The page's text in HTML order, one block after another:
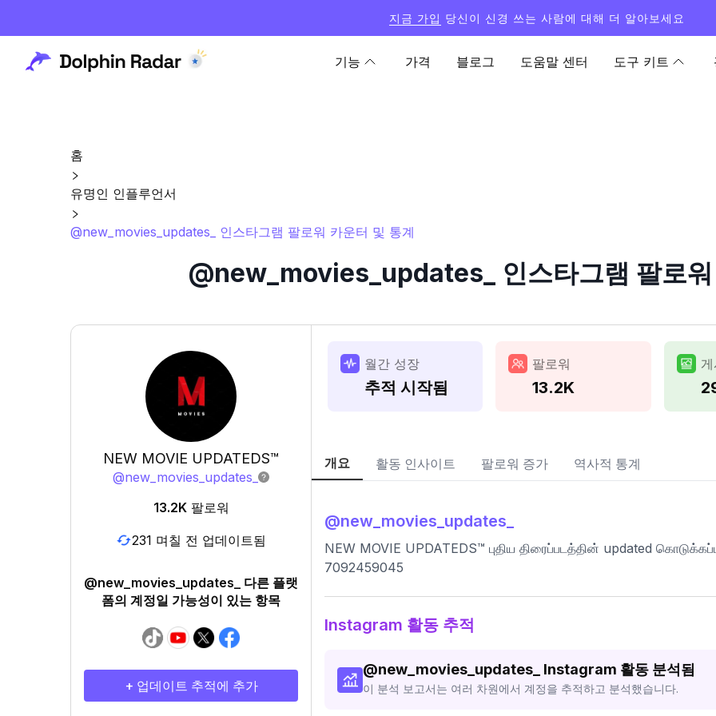
지금 가입 당신이 신경 쓰는 사람에 대해 더 알아보세요
기능 가격 블로그 도움말 센터 도구 키트
홈
유명인 인플루언서
@new_movies_updates_ 인스타그램 팔로워 카운터 및 통계
@new_movies_updates_ 인스타그램 팔로
NEW MOVIE UPDATEDS™
@new_movies_updates_
13.2K 팔로워
231 며칠 전 업데이트됨
@new_movies_updates_ 다른 플랫
폼의 계정일 가능성이 있는 항목
+ 업데이트 추적에 추가
월간 성장
추적 시작됨
팔로워
13.2K
개요 활동 인사이트 팔로워 증가 역사적 통계
@new_movies_updates_
NEW MOVIE UPDATEDS™ புதிய திரைப்படத்தின் updated
7092459045
Instagram 활동 추적
@new_movies_updates_ Instagram 활동 분석됨
이 분석 보고서는 여러 차원에서 계정을 추적하고 분석했습니다.